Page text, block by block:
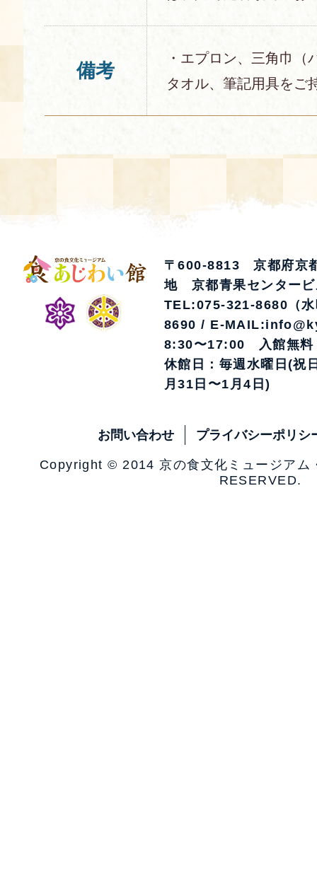
備考
・エプロン、三角巾（
タオル、筆記用具をご
〒600-8813 京都府京
地 京都青果センタービ
TEL:075-321-8680（
8690 / E-
8:30〜17:00 入館無料
休館日：毎週水曜日(祝
月31日〜1月4日)
お問い合わせ プライバシーポリシ
Copyright © 2014 京の食文化ミュージア
RESERVED.